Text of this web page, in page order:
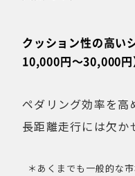
クッション性の高い
10,000円〜30,000円
ペダリング効率を高
長距離走行には欠か
＊あくまでも一般的な